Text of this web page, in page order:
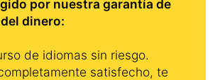
por nuestra garantía de
dinero:
de idiomas sin riesgo.
satisfecho, te